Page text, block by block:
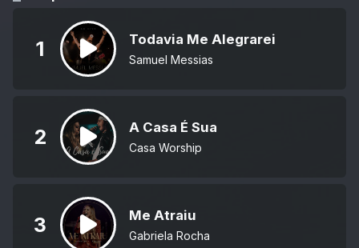
1 Todavia Me Alegrarei
Samuel Messias
2 A Casa É Sua
Casa Worship
3 Me Atraiu
Gabriela Rocha